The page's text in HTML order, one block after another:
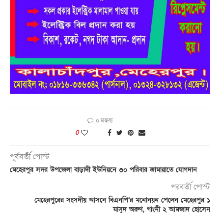
০ মন্তব্য
0
পূর্ববর্তী পোস্ট
মেহেরপুর সদর উপজেলা বাড়াদী ইউনিয়নে ৩০ পরিবার জামায়াতে যোগদান
পরবর্তী পোস্ট
মেহেরপুরের সংসদীয় আসনে বিএনপি’র মনোনয়ন পেলেন মেহেরপুর ১
মাসুদ অরুণ, গাংনী ২ আমজাদ হোসেন